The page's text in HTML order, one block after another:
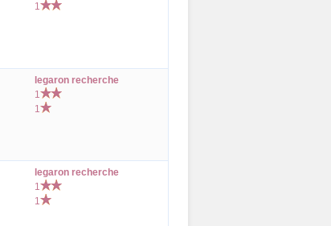
1
legaron recherche
1
1
legaron recherche
1
1